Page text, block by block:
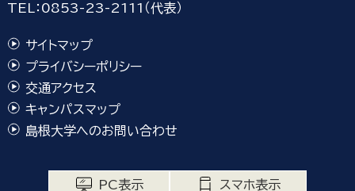
TEL：0853-23-2111（代表）
サイトマップ
プライバシーポリシー
交通アクセス
キャンパスマップ
島根大学へのお問い合わせ
PC表示 スマホ表示